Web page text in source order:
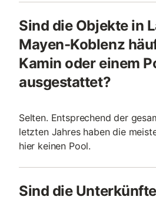
Sind die Objekte in
Mayen-Koblenz
Kamin oder einem
ausgestattet?
Selten. Entsprechend der
letzten Jahres haben die
hier keinen Pool.
Sind die